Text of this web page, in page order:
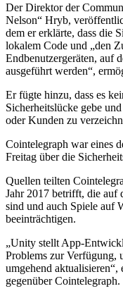
Der Direktor der
Nelson“ Hryb,
dem er erklärte, dass die
lokalem Code und „den
Endbenutzergeräten, auf
ausgeführt werden“,
Er fügte hinzu, dass es
Sicherheitslücke gebe
oder Kunden zu
Cointelegraph war eines
Freitag über die
Quellen teilten
Jahr 2017 betrifft, die auf
sind und auch Spiele auf
beeinträchtigen.
„Unity stellt App-
Problems zur Verfügung,
umgehend
gegenüber Cointelegraph.